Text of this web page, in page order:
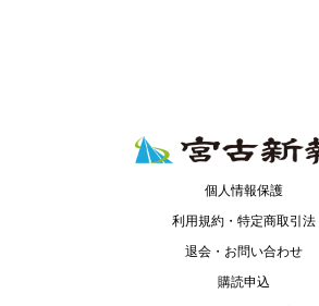
個人情報保護
利用規約・特定商取引法
退会・お問い合わせ
購読申込